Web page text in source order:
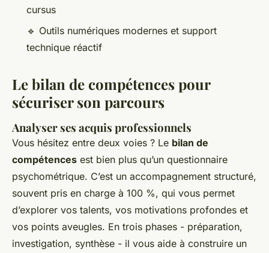
cursus
🔹 Outils numériques modernes et support
technique réactif
Le bilan de compétences pour
sécuriser son parcours
Analyser ses acquis professionnels
Vous hésitez entre deux voies ? Le bilan de
compétences est bien plus qu’un questionnaire
psychométrique. C’est un accompagnement structuré,
souvent pris en charge à 100 %, qui vous permet
d’explorer vos talents, vos motivations profondes et
vos points aveugles. En trois phases - préparation,
investigation, synthèse - il vous aide à construire un